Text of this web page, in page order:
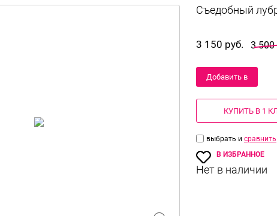
3 150 руб. 3 500
Добавить в
корзину
КУПИТЬ В 1
выбрать и сравнить
В ИЗБРАННОЕ